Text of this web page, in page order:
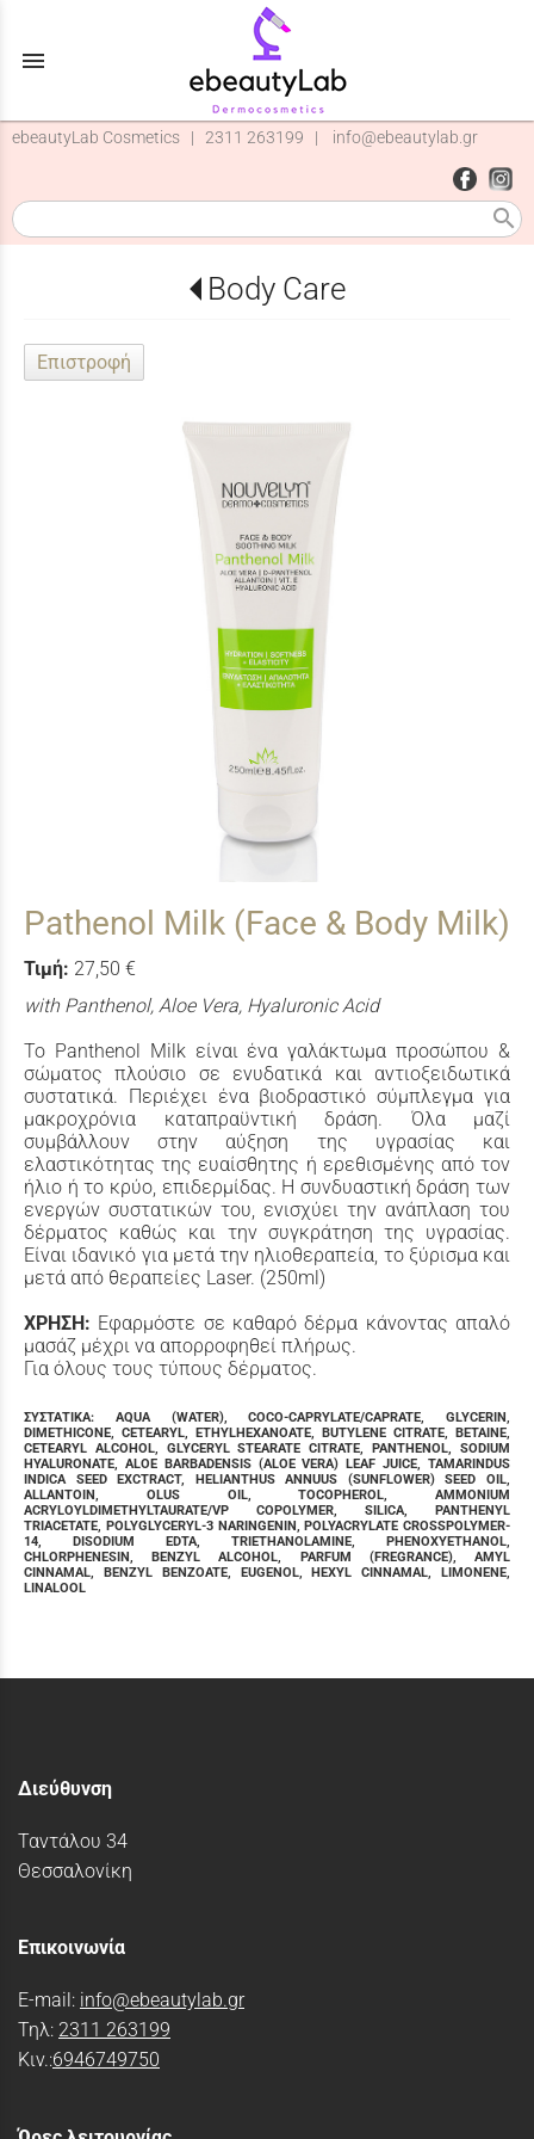
menu
ebeautyLab Cosmetics | 2311 263199 | info@ebeautylab.gr
search
Body Care
Επιστροφή
Pathenol Milk (Face & Body Milk)
Τιμή: 27,50 €
with Panthenol, Aloe Vera, Hyaluronic Acid
Το Panthenol Milk είναι ένα γαλάκτωμα προσώπου &
σώματος πλούσιο σε ενυδατικά και αντιοξειδωτικά
συστατικά. Περιέχει ένα βιοδραστικό σύμπλεγμα για
μακροχρόνια καταπραϋντική δράση. Όλα μαζί
συμβάλλουν στην αύξηση της υγρασίας και
ελαστικότητας της ευαίσθητης ή ερεθισμένης από τον
ήλιο ή το κρύο, επιδερμίδας. Η συνδυαστική δράση των
ενεργών συστατικών του, ενισχύει την ανάπλαση του
δέρματος καθώς και την συγκράτηση της υγρασίας.
Είναι ιδανικό για μετά την ηλιοθεραπεία, το ξύρισμα και
μετά από θεραπείες Laser. (250ml)
ΧΡΗΣΗ: Εφαρμόστε σε καθαρό δέρμα κάνοντας απαλό
μασάζ μέχρι να απορροφηθεί πλήρως.
Για όλους τους τύπους δέρματος.
ΣΥΣΤΑΤΙΚΑ: AQUA (WATER), COCO-CAPRYLATE/CAPRATE, GLYCERIN,
DIMETHICONE, CETEARYL, ETHYLHEXANOATE, BUTYLENE CITRATE, BETAINE,
CETEARYL ALCOHOL, GLYCERYL STEARATE CITRATE, PANTHENOL, SODIUM
HYALURONATE, ALOE BARBADENSIS (ALOE VERA) LEAF JUICE, TAMARINDUS
INDICA SEED EXCTRACT, HELIANTHUS ANNUUS (SUNFLOWER) SEED OIL,
ALLANTOIN, OLUS OIL, TOCOPHEROL, AMMONIUM
ACRYLOYLDIMETHYLTAURATE/VP COPOLYMER, SILICA, PANTHENYL
TRIACETATE, POLYGLYCERYL-3 NARINGENIN, POLYACRYLATE CROSSPOLYMER-
14, DISODIUM EDTA, TRIETHANOLAMINE, PHENOXYETHANOL,
CHLORPHENESIN, BENZYL ALCOHOL, PARFUM (FREGRANCE), AMYL
CINNAMAL, BENZYL BENZOATE, EUGENOL, HEXYL CINNAMAL, LIMONENE,
LINALOOL
Διεύθυνση
Ταντάλου 34
Θεσσαλονίκη
Επικοινωνία
E-mail: info@ebeautylab.gr
Τηλ: 2311 263199
Κιν.:6946749750